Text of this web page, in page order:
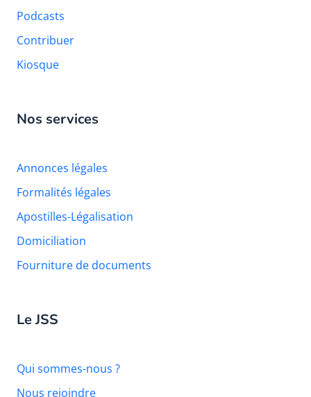
Podcasts
Contribuer
Kiosque
Nos services
Annonces légales
Formalités légales
Apostilles-Légalisation
Domiciliation
Fourniture de documents
Le JSS
Qui sommes-nous ?
Nous rejoindre